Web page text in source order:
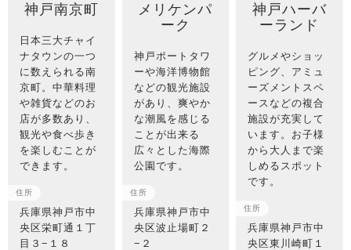
神戸南京町
日本三大チャイ
ナタウンの一つ
に数えられる南
京町。中華料理
や雑貨などのお
店が多数あり、
観光や食べ歩き
を楽しむことが
できます。
住所
兵庫県神戸市中
央区栄町通１丁
目３−１８
メリケンパ
ーク
神戸ポートタワ
ーや海洋博物館
などの観光施設
があり、爽やか
な潮風を感じる
ことが出来る
広々とした海際
公園です。
住所
兵庫県神戸市中
央区波止場町２
−２
神戸ハーバ
ーランド
グルメやショッ
ピング、アミュ
ーズメントスペ
ースなどの複合
施設が充実して
います。お子様
から大人まで楽
しめるスポット
です。
住所
兵庫県神戸市中
央区東川崎町１